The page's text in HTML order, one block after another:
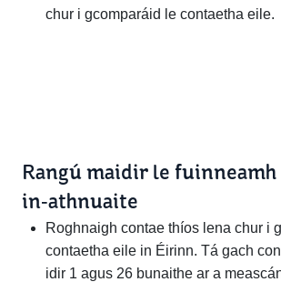
chur i gcomparáid le contaetha eile.
Rangú maidir le fuinneamh
in‑athnuaite
Roghnaigh contae thíos lena chur i
contaetha eile in Éirinn. Tá gach
idir 1 agus 26 bunaithe ar a